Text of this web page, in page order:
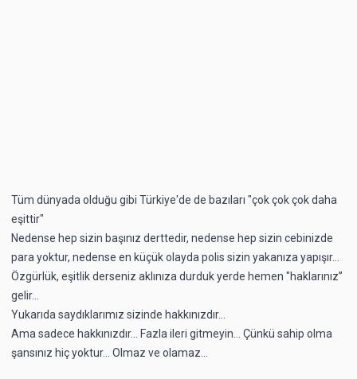
Tüm dünyada olduğu gibi Türkiye'de de bazıları "çok çok çok daha
eşittir"
Nedense hep sizin başınız derttedir, nedense hep sizin cebinizde
para yoktur, nedense en küçük olayda polis sizin yakanıza yapışır...
Özgürlük, eşitlik derseniz aklınıza durduk yerde hemen "haklarınız’’
gelir...
Yukarıda saydıklarımız sizinde hakkınızdır...
Ama sadece hakkınızdır... Fazla ileri gitmeyin... Çünkü sahip olma
şansınız hiç yoktur... Olmaz ve olamaz...